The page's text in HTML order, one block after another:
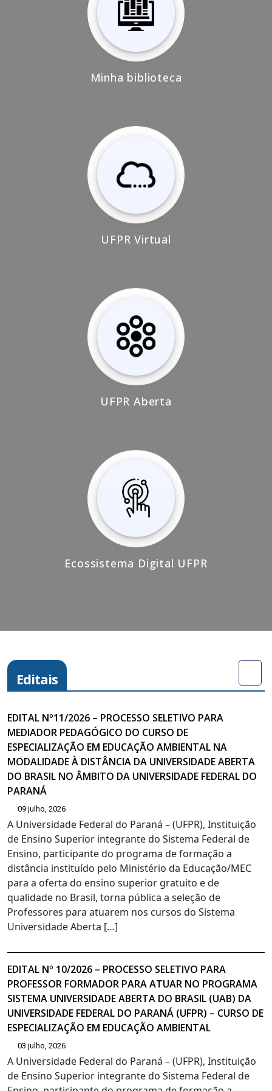
Minha biblioteca
UFPR Virtual
UFPR Aberta
Ecossistema Digital UFPR
Editais
EDITAL Nº11/2026 – PROCESSO SELETIVO PARA
MEDIADOR PEDAGÓGICO DO CURSO DE
ESPECIALIZAÇÃO EM EDUCAÇÃO AMBIENTAL NA
MODALIDADE À DISTÂNCIA DA UNIVERSIDADE ABERTA
DO BRASIL NO ÂMBITO DA UNIVERSIDADE FEDERAL DO
PARANÁ
09 julho, 2026
A Universidade Federal do Paraná – (UFPR), Instituição
de Ensino Superior integrante do Sistema Federal de
Ensino, participante do programa de formação a
distância instituído pelo Ministério da Educação/MEC
para a oferta do ensino superior gratuito e de
qualidade no Brasil, torna pública a seleção de
Professores para atuarem nos cursos do Sistema
Universidade Aberta […]
EDITAL Nº 10/2026 – PROCESSO SELETIVO PARA
PROFESSOR FORMADOR PARA ATUAR NO PROGRAMA
SISTEMA UNIVERSIDADE ABERTA DO BRASIL (UAB) DA
UNIVERSIDADE FEDERAL DO PARANÁ (UFPR) – CURSO DE
ESPECIALIZAÇÃO EM EDUCAÇÃO AMBIENTAL
03 julho, 2026
A Universidade Federal do Paraná – (UFPR), Instituição
de Ensino Superior integrante do Sistema Federal de